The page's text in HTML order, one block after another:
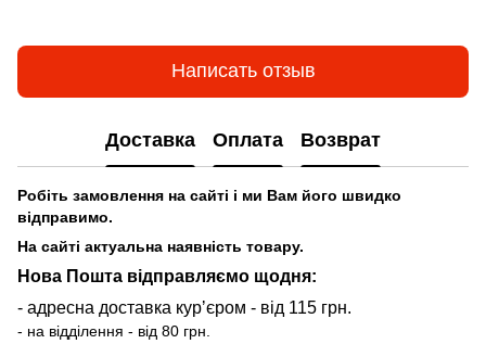
Написать отзыв
Доставка Оплата Возврат
Робіть замовлення на сайті і ми Вам його швидко
відправимо.
На сайті актуальна наявність товару.
Нова Пошта відправляємо щодня:
- адресна доставка курʼєром - від 115 грн.
- на відділення - від 80 грн.